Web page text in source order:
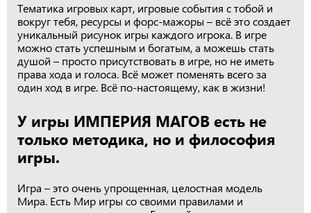
Тематика игровых карт, игровые события с тобой и
вокруг тебя, ресурсы и форс-мажоры – всё это создает
уникальный рисунок игры каждого игрока. В игре
можно стать успешным и богатым, а можешь стать
душой – просто присутствовать в игре, но не иметь
права хода и голоса. Всё может поменять всего за
один ход в игре. Всё по-настоящему, как в жизни!
У игры ИМПЕРИЯ МАГОВ есть не
только методика, но и философия
игры.
Игра – это очень упрощенная, целостная модель
Мира. Есть Мир игры со своими правилами и